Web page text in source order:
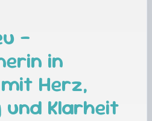
–
in
Herz,
Klarheit